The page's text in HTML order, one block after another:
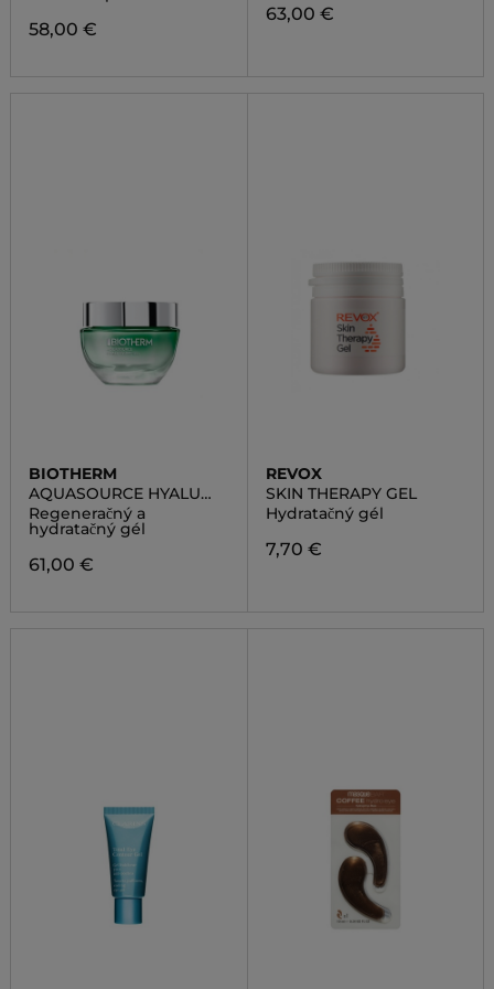
58,00 €
63,00 €
BIOTHERM
AQUASOURCE HYALU
PUMP GEL
Regeneračný a
hydratačný gél
61,00 €
REVOX
SKIN THERAPY GEL
Hydratačný gél
7,70 €